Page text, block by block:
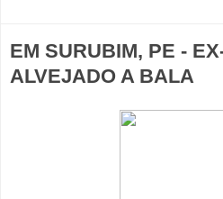
EM SURUBIM, PE -
ALVEJADO A BALA